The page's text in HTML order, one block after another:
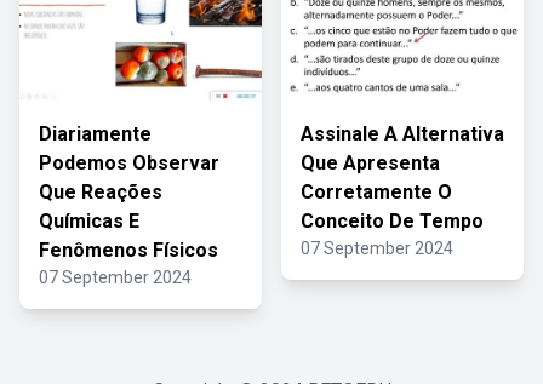
Diariamente
Podemos Observar
Que Reações
Químicas E
Fenômenos Físicos
07 September 2024
Assinale A Alternativa
Que Apresenta
Corretamente O
Conceito De Tempo
07 September 2024